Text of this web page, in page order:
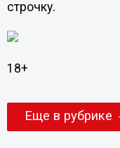
строчку.
18+
Еще в рубрике